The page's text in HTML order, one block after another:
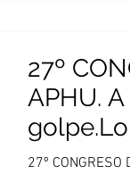
27º
APHU.
27º